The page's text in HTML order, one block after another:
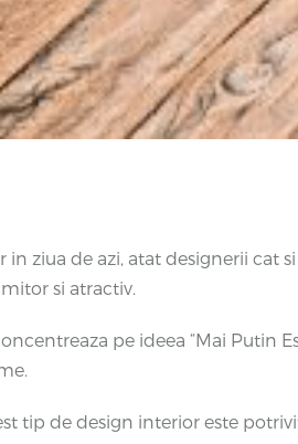
ziua de azi, atat designerii cat
si atractiv.
pe ideea “Mai Putin
tip de design interior este